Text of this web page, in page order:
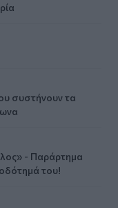
συστήνουν τα
- Παράρτημα
του!